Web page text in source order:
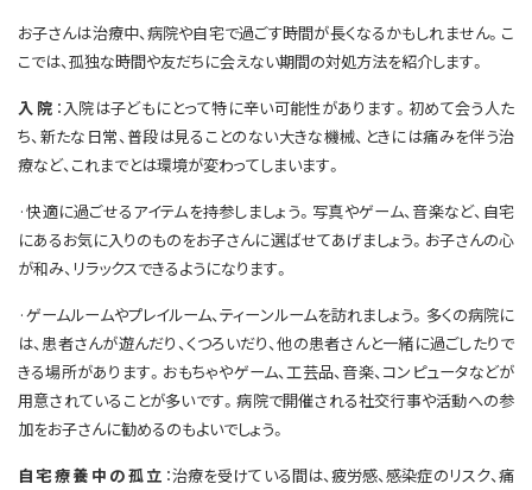
お子さんは治療中、病院や自宅で過ごす時間が長くなるかもしれません。こ
こでは、孤独な時間や友だちに会えない期間の対処方法を紹介します。
入院 ：入院は子どもにとって特に辛い可能性があります。初めて会う人た
ち、新たな日常、普段は見ることのない大きな機械、ときには痛みを伴う治
療など、これまでとは環境が変わってしまいます。
·快適に過ごせるアイテムを持参しましょう。写真やゲーム、音楽など、自宅
にあるお気に入りのものをお子さんに選ばせてあげましょう。お子さんの心
が和み、リラックスできるようになります。
·ゲームルームやプレイルーム、ティーンルームを訪れましょう。多くの病院に
は、患者さんが遊んだり、くつろいだり、他の患者さんと一緒に過ごしたりで
きる場所があります。おもちゃやゲーム、工芸品、音楽、コンピュータなどが
用意されていることが多いです。病院で開催される社交行事や活動への参
加をお子さんに勧めるのもよいでしょう。
自宅療養中の孤立 ：治療を受けている間は、疲労感、感染症のリスク、痛